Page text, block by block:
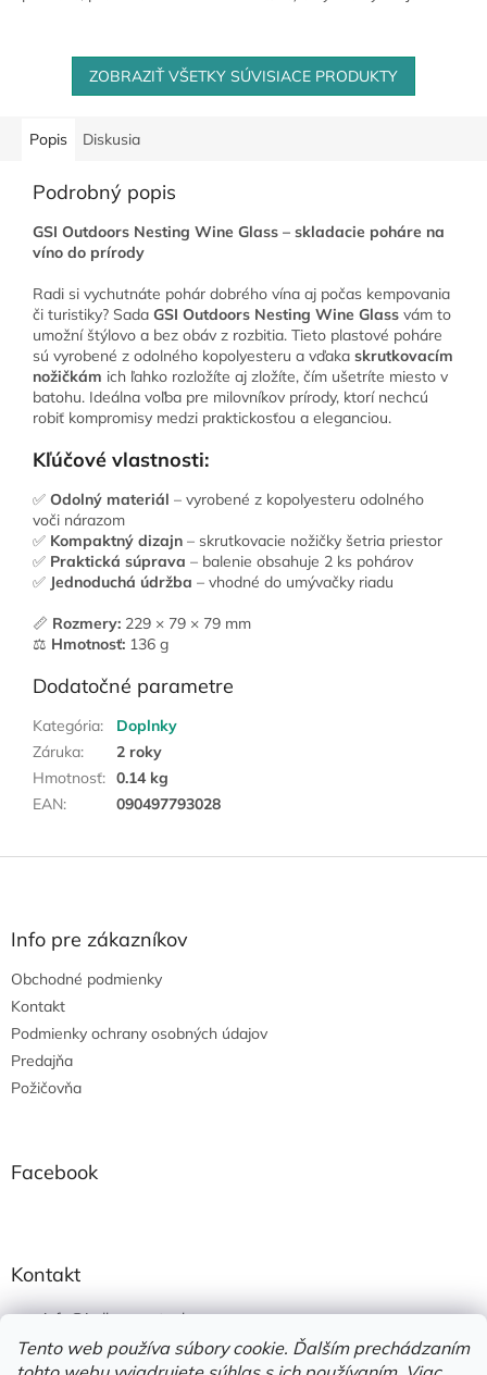
Tento web používa súbory cookie. Ďalším prechádzaním
vyhovovala potrebám...
ZOBRAZIŤ VŠETKY SÚVISIACE PRODUKTY
Popis Diskusia
Podrobný popis
GSI Outdoors Nesting Wine Glass – skladacie poháre na
víno do prírody
Radi si vychutnáte pohár dobrého vína aj počas kempovania
či turistiky? Sada GSI Outdoors Nesting Wine Glass vám to
umožní štýlovo a bez obáv z rozbitia. Tieto plastové poháre
sú vyrobené z odolného kopolyesteru a vďaka skrutkovacím
nožičkám ich ľahko rozložíte aj zložíte, čím ušetríte miesto v
batohu. Ideálna voľba pre milovníkov prírody, ktorí nechcú
robiť kompromisy medzi praktickosťou a eleganciou.
Kľúčové vlastnosti:
✅ Odolný materiál – vyrobené z kopolyesteru odolného
voči nárazom
✅ Kompaktný dizajn – skrutkovacie nožičky šetria priestor
✅ Praktická súprava – balenie obsahuje 2 ks pohárov
✅ Jednoduchá údržba – vhodné do umývačky riadu
📏 Rozmery: 229 × 79 × 79 mm
⚖️ Hmotnosť: 136 g
Dodatočné parametre
Kategória:
Doplnky
Záruka:
2 roky
Hmotnosť: 0.14 kg
EAN: 090497793028
Z
Info pre zákazníkov
Obchodné podmienky
Kontakt
Podmienky ochrany osobných údajov
Predajňa
Požičovňa
Facebook
Kontakt
info@jedlonacesty.sk
+421 908 774 221